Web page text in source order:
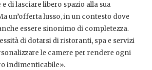
di lasciare libero spazio alla sua
un’offerta lusso, in un contesto dove
essere sinonimo di completezza.
di dotarsi di ristoranti, spa e servizi
le camere per rendere ogni
indimenticabile».